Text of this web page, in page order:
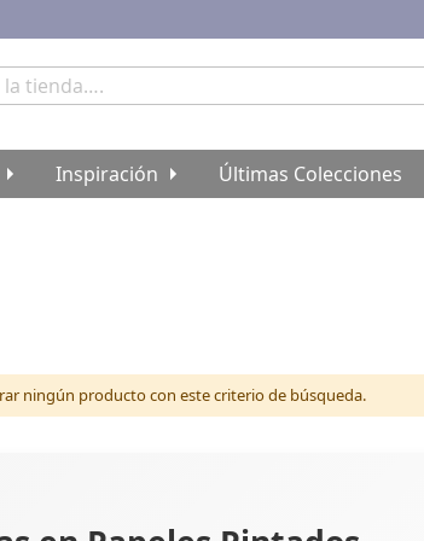
Inspiración Últimas Colecciones
ningún producto con este criterio de búsqueda.